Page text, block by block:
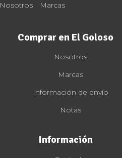
Nosotros Marcas
Comprar en El Goloso
Nosotros
Marcas
Información de envío
Notas
Información